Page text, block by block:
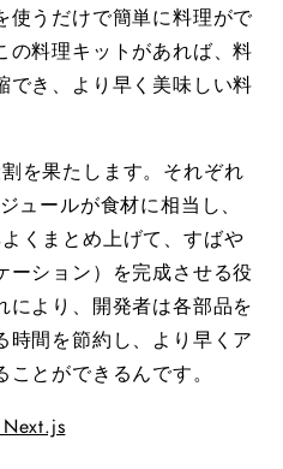
使うだけで簡単に料理がで
の料理キットがあれば、料
でき、より早く美味しい料
を果たします。それぞれ
ュールが食材に相当し、
くまとめ上げて、すばや
ーション）を完成させる役
より、開発者は各部品を
間を節約し、より早くア
とができるんです。